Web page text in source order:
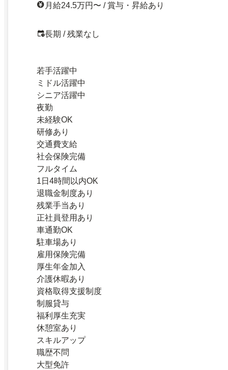
月給24.5万円〜 / 賞与・昇給あり
長期 / 残業なし
若手活躍中
ミドル活躍中
シニア活躍中
夜勤
未経験OK
研修あり
交通費支給
社会保険完備
フルタイム
1日4時間以内OK
退職金制度あり
残業手当あり
正社員登用あり
車通勤OK
駐車場あり
雇用保険完備
厚生年金加入
介護休暇あり
資格取得支援制度
制服貸与
福利厚生充実
休憩室あり
スキルアップ
職歴不問
大型免許